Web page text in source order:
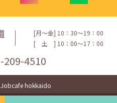
[月〜金] 10：30〜19：00
[
土 ] 10：00〜17：00
209-4510
Jobcafe hokkaido